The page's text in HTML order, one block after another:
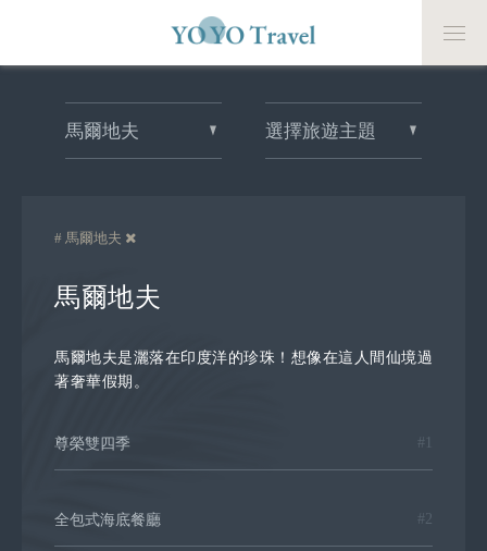
馬爾地夫 選擇旅遊主題
# 馬爾地夫
馬爾地夫
馬爾地夫是灑落在印度洋的珍珠！想像在這人間仙境過
著奢華假期。
尊榮雙四季 #1
全包式海底餐廳 #2